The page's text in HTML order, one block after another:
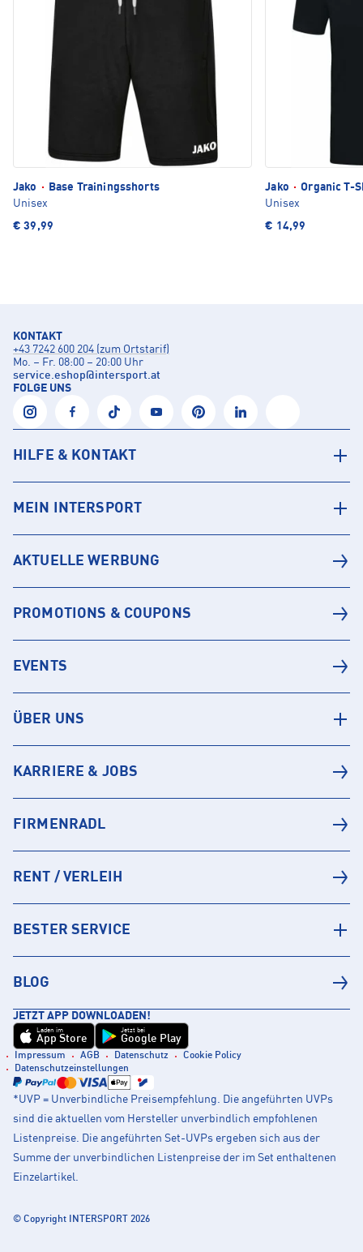
Jako ·
Base Trainingsshorts
Unisex
€ 39,99
Jako · Organic T-
Unisex
€ 14,99
KONTAKT
+43 7242 600 204 (zum Ortstarif)
Mo. – Fr. 08:00 – 20:00 Uhr
service.eshop@intersport.at
FOLGE UNS
HILFE & KONTAKT
MEIN INTERSPORT
AKTUELLE WERBUNG
PROMOTIONS & COUPONS
EVENTS
ÜBER UNS
KARRIERE & JOBS
FIRMENRADL
RENT / VERLEIH
BESTER SERVICE
BLOG
JETZT APP DOWNLOADEN!
Laden im
App Store
Jetzt bei
Google Play
Impressum AGB Datenschutz
Cookie Policy
Datenschutzeinstellungen
*UVP = Unverbindliche Preisempfehlung. Die angeführten UVPs
sind die aktuellen vom Hersteller unverbindlich empfohlenen
Listenpreise. Die angeführten Set-UVPs ergeben sich aus der
Summe der unverbindlichen Listenpreise der im Set enthaltenen
Einzelartikel.
© Copyright INTERSPORT 2026